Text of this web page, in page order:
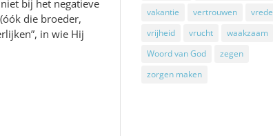
bij het negatieve
die broeder,
in wie Hij
vakantie
vertrouwen
vrede
vrijheid
vrucht
waakzaam
Woord van God
zegen
zorgen maken